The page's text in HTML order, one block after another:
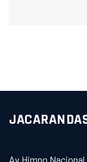
Av Himno Nacional